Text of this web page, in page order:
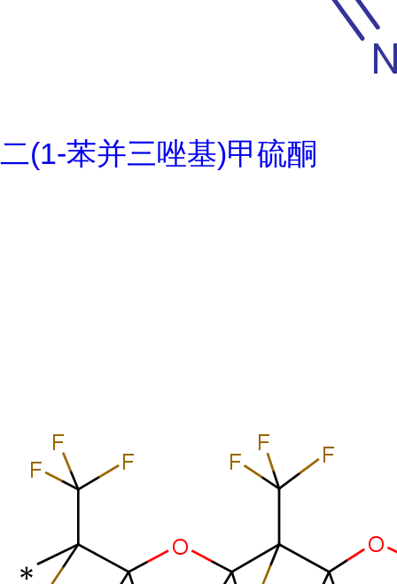
二(1-苯并三唑基)甲硫酮